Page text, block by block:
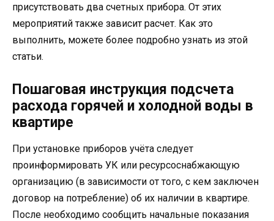
присутствовать два счетных прибора. От этих
мероприятий также зависит расчет. Как это
выполнить, можете более подробно узнать из этой
статьи.
Пошаговая инструкция подсчета
расхода горячей и холодной воды в
квартире
При установке приборов учёта следует
проинформировать УК или ресурсоснабжающую
организацию (в зависимости от того, с кем заключен
договор на потребление) об их наличии в квартире.
После необходимо сообщить начальные показания